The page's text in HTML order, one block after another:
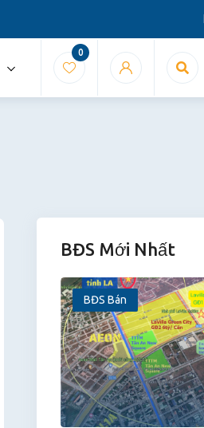
0
BĐS Mới Nhất
BĐS Bán